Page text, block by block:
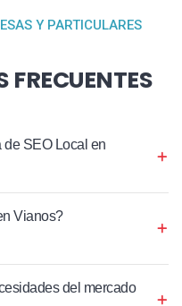
Y PARTICULARES
FRECUENTES
de SEO Local en
Vianos?
del mercado